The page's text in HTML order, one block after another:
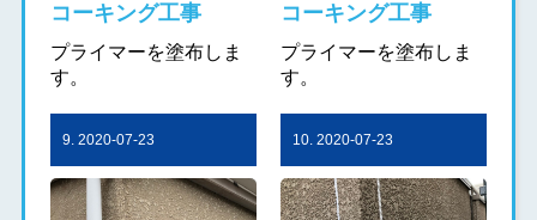
コーキング工事
プライマーを塗布しま
す。
コーキング工事
プライマーを塗布しま
す。
9. 2020-07-23 10. 2020-07-23